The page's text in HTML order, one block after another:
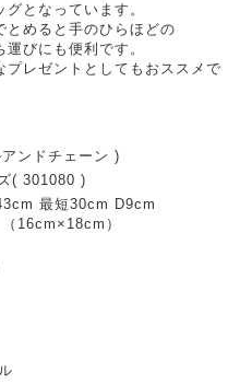
となっています。
とめると手のひらほどの
びにも便利です。
レゼントとしてもおススメで
ンドチェーン )
( 301080 )
最短30cm D9cm
16cm×18cm）